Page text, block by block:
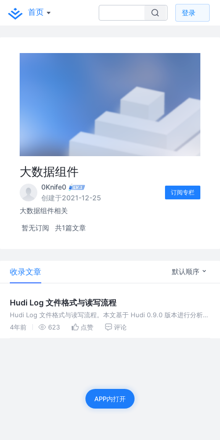
首页 登录
大数据组件
0Knife0
创建于2021-12-25
订阅专栏
大数据组件相关
暂无订阅 共1篇文章
收录文章 默认顺序
Hudi Log 文件格式与读写流程
Hudi Log 文件格式与读写流程。本文基于 Hudi 0.9.0 版本进行分析。
形如`Log File(.*log.*)`的日志文件，由于无法直接使用工具查看内
4年前 623 点赞 评论
APP内打开